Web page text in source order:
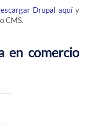
Drupal aquíy
CMS.
en comercio